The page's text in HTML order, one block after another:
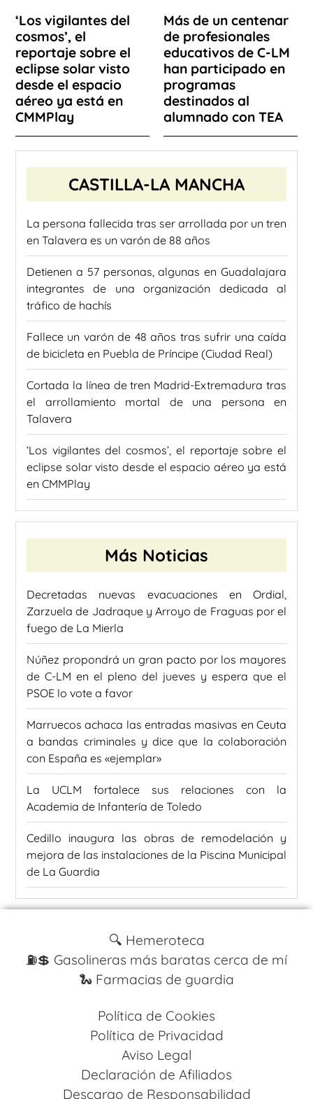
‘Los vigilantes del
cosmos’, el
reportaje sobre el
eclipse solar visto
desde el espacio
aéreo ya está en
CMMPlay
Más de un centenar
de profesionales
educativos de C-LM
han participado en
programas
destinados al
alumnado con TEA
CASTILLA-LA MANCHA
La persona fallecida tras ser arrollada por un tren
en Talavera es un varón de 88 años
Detienen a 57 personas, algunas en Guadalajara
integrantes de una organización dedicada al
tráfico de hachís
Fallece un varón de 48 años tras sufrir una caída
de bicicleta en Puebla de Príncipe (Ciudad Real)
Cortada la línea de tren Madrid-Extremadura tras
el arrollamiento mortal de una persona en
Talavera
‘Los vigilantes del cosmos’, el reportaje sobre el
eclipse solar visto desde el espacio aéreo ya está
en CMMPlay
Más Noticias
Decretadas nuevas evacuaciones en Ordial,
Zarzuela de Jadraque y Arroyo de Fraguas por el
fuego de La Mierla
Núñez propondrá un gran pacto por los mayores
de C-LM en el pleno del jueves y espera que el
PSOE lo vote a favor
Marruecos achaca las entradas masivas en Ceuta
a bandas criminales y dice que la colaboración
con España es «ejemplar»
La UCLM fortalece sus relaciones con la
Academia de Infantería de Toledo
Cedillo inaugura las obras de remodelación y
mejora de las instalaciones de la Piscina Municipal
de La Guardia
🔍 Hemeroteca
⛽️💲 Gasolineras más baratas cerca de mí
🐍 Farmacias de guardia
Política de Cookies
Política de Privacidad
Aviso Legal
Declaración de Afiliados
Descargo de Responsabilidad